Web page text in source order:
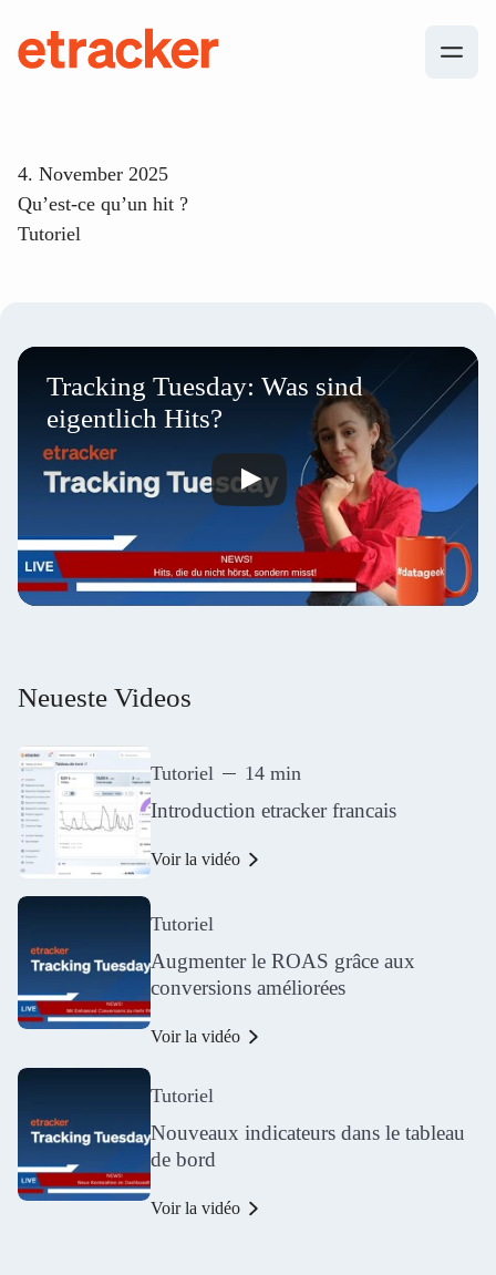
4. November 2025
Qu’est-ce qu’un hit ?
Tutoriel
Tracking Tuesday: Was sind
eigentlich Hits?
Neueste Videos
Tutoriel 14 min
Introduction etracker francais
Voir la vidéo
Tutoriel
Augmenter le ROAS grâce aux
conversions améliorées
Voir la vidéo
Tutoriel
Nouveaux indicateurs dans le tableau
de bord
Voir la vidéo